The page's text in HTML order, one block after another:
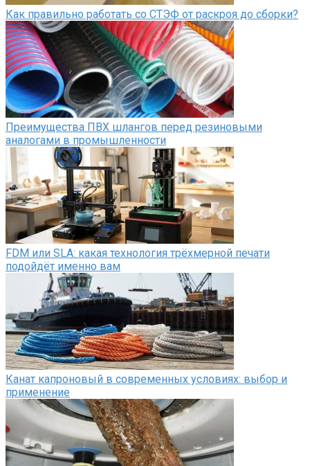
Как правильно работать со СТЭФ от раскроя до сборки?
Преимущества ПВХ шлангов перед резиновыми
аналогами в промышленности
FDM или SLA: какая технология трёхмерной печати
подойдёт именно вам
Канат капроновый в современных условиях: выбор и
применение